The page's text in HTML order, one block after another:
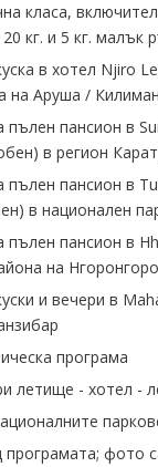
класа,
кг. и 5 кг. малък
в хотел Njirо
на Аруша ∕
пълен пансион в
в регион
пълен пансион в
в национален
пълен пансион в
на Нгоронгоро
и вечери в
програма
летище - хотел -
програмата; фото